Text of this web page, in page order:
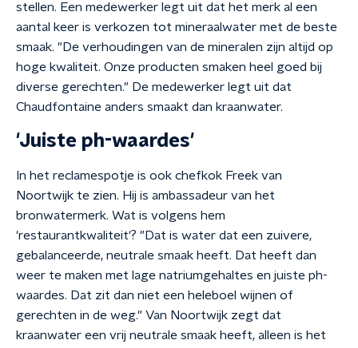
stellen. Een medewerker legt uit dat het merk al een
aantal keer is verkozen tot mineraalwater met de beste
smaak. "De verhoudingen van de mineralen zijn altijd op
hoge kwaliteit. Onze producten smaken heel goed bij
diverse gerechten." De medewerker legt uit dat
Chaudfontaine anders smaakt dan kraanwater.
'Juiste ph-waardes'
In het reclamespotje is ook chefkok Freek van
Noortwijk te zien. Hij is ambassadeur van het
bronwatermerk. Wat is volgens hem
'restaurantkwaliteit'? "Dat is water dat een zuivere,
gebalanceerde, neutrale smaak heeft. Dat heeft dan
weer te maken met lage natriumgehaltes en juiste ph-
waardes. Dat zit dan niet een heleboel wijnen of
gerechten in de weg." Van Noortwijk zegt dat
kraanwater een vrij neutrale smaak heeft, alleen is het